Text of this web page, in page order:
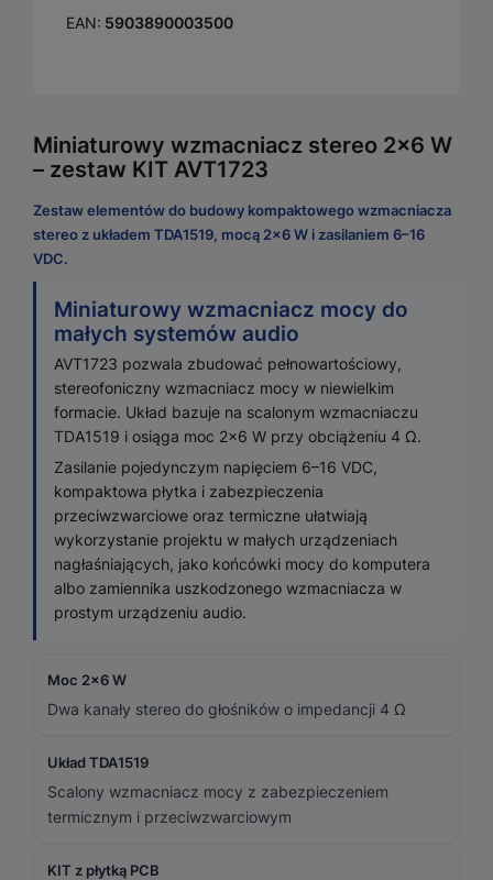
EAN: 5903890003500
Miniaturowy wzmacniacz stereo 2×6 W
– zestaw KIT AVT1723
Zestaw elementów do budowy kompaktowego wzmacniacza
stereo z układem TDA1519, mocą 2×6 W i zasilaniem 6–16
VDC.
Miniaturowy wzmacniacz mocy do
małych systemów audio
AVT1723 pozwala zbudować pełnowartościowy,
stereofoniczny wzmacniacz mocy w niewielkim
formacie. Układ bazuje na scalonym wzmacniaczu
TDA1519 i osiąga moc 2×6 W przy obciążeniu 4 Ω.
Zasilanie pojedynczym napięciem 6–16 VDC,
kompaktowa płytka i zabezpieczenia
przeciwzwarciowe oraz termiczne ułatwiają
wykorzystanie projektu w małych urządzeniach
nagłaśniających, jako końcówki mocy do komputera
albo zamiennika uszkodzonego wzmacniacza w
prostym urządzeniu audio.
Moc 2×6 W
Dwa kanały stereo do głośników o impedancji 4 Ω
Układ TDA1519
Scalony wzmacniacz mocy z zabezpieczeniem
termicznym i przeciwzwarciowym
KIT z płytką PCB